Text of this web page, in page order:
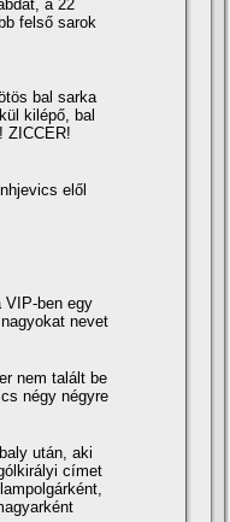
a 22
felső sarok
bal sarka
kilépő, bal
ZICCER!
elől
VIP-ben egy
nevet
nem talált be
négy négyre
után, aki
cí­met